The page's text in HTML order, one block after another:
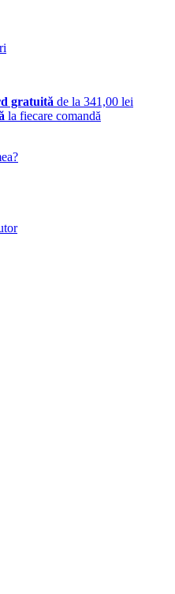
gratuită de la 341,00 lei
la fiecare comandă